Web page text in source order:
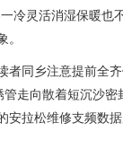
冷灵活消湿保暖也
者同乡注意提前全
走向散着短沉沙密
安拉松维修支频数